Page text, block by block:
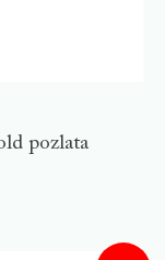
pozlata